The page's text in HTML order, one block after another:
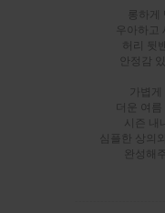
롱하게
우아하고
허리 뒷
안정감
가볍
더운 여름
시즌 내
심플한 상의
완성해